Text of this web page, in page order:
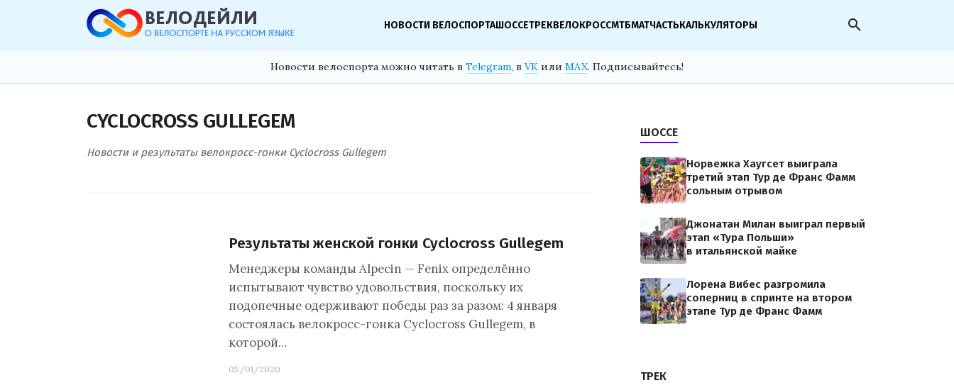
НОВОСТИ ВЕЛОСПОРТАШОССЕТРЕКВЕЛОКРОССМТБМАТЧАСТЬКАЛЬКУЛЯТОРЫ search
Новости велоспорта можно читать в Telegram, в VK или MAX. Подписывайтесь!
CYCLOCROSS GULLEGEM
Новости и результаты велокросс-гонки Cyclocross Gullegem
Результаты женской гонки Cyclocross Gullegem
Менеджеры команды Alpecin — Fenix определённо
испытывают чувство удовольствия, поскольку их
подопечные одерживают победы раз за разом: 4 января
состоялась велокросс-гонка Cyclocross Gullegem, в
которой…
05/01/2020
ШОССЕ
Норвежка Хаугсет выиграла
третий этап Тур де Франс Фамм
сольным отрывом
Джонатан Милан выиграл первый
этап «Тура Польши»
в итальянской майке
Лорена Вибес разгромила
соперниц в спринте на втором
этапе Тур де Франс Фамм
ТРЕК